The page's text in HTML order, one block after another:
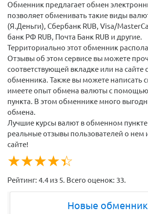
Обменник предлагает обмен
позволяет обменивать такие виды
(Я.Деньги), Сбербанк RUB, Visa/
банк РФ RUB, Почта Банк RUB и другие.
Территориально этот обменник
Отзывы об этом сервисе вы можете
соответствующей вкладке или на сайте
обменника. Также вы можете написать
имеете опыт обмена валюты с помощью
пункта. В этом обменнике много
обмена.
Лучшие курсы валют в обменном пункте
реальные отзывы пользователей о
сайте!
☆☆☆☆☆
★★★★★
Рейтинг: 4.4 из 5. Всего оценок: 33.
Новые